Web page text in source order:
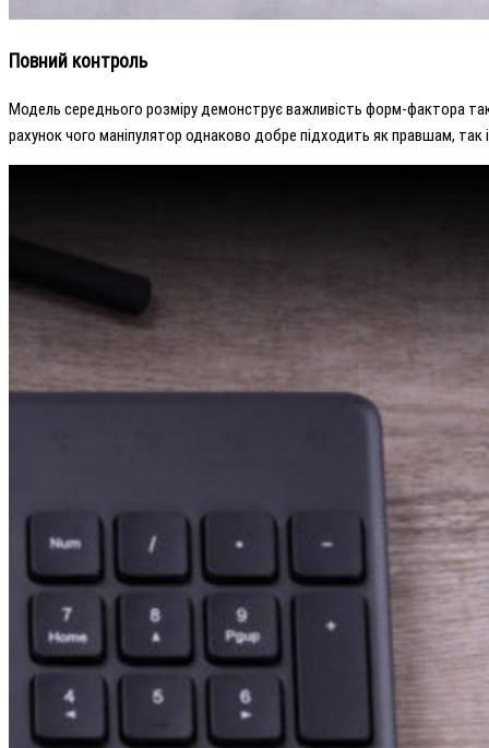
Повний контроль
Модель середнього розміру демонструє важливість форм-фактора
рахунок чого маніпулятор однаково добре підходить як правшам,